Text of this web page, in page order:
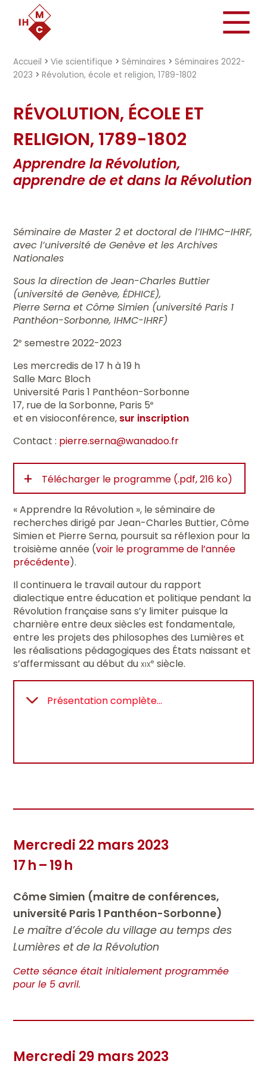
Accueil >Vie scientifique > Séminaires > Séminaires 2022-
2023 >Révolution, école et religion, 1789-1802
RÉVOLUTION, ÉCOLE ET
RELIGION, 1789-1802
Apprendre la Révolution,
apprendre de et dans la Révolution
Séminaire de Master 2 et doctoral de l’IHMC–IHRF,
avec l’université de Genève et les Archives
Nationales
Sous la direction de Jean-Charles Buttier
(université de Genève, ÉDHICE),
Pierre Serna et Côme Simien (université Paris 1
Panthéon-Sorbonne, IHMC-IHRF)
2e semestre 2022-2023
Les mercredis de 17 h à 19 h
Salle Marc Bloch
Université Paris 1 Panthéon-Sorbonne
17, rue de la Sorbonne, Paris 5e
et en visioconférence, sur inscription
Contact : pierre.serna@wanadoo.fr
+ Télécharger le programme (.pdf, 216 ko)
« Apprendre la Révolution », le séminaire de
recherches dirigé par Jean-Charles Buttier, Côme
Simien et Pierre Serna, poursuit sa réflexion pour la
troisième année (voir le programme de l’année
précédente).
Il continuera le travail autour du rapport
dialectique entre éducation et politique pendant la
Révolution française sans s’y limiter puisque la
charnière entre deux siècles est fondamentale,
entre les projets des philosophes des Lumières et
les réalisations pédagogiques des États naissant et
s’affermissant au début duxixe siècle.
Présentation complète...
Mercredi 22 mars 2023
17 h – 19 h
Côme Simien (maitre de conférences,
université Paris 1 Panthéon-Sorbonne)
Le maître d’école du village au temps des
Lumières et de la Révolution
Cette séance était initialement programmée
pour le 5 avril.
Mercredi 29 mars 2023